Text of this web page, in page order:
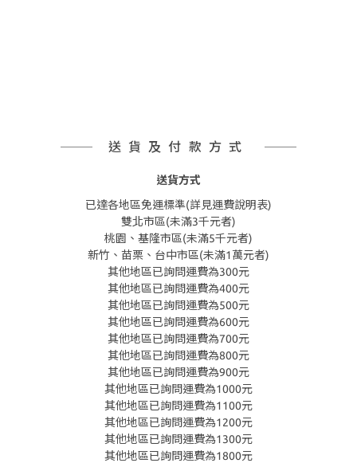
送貨及付款方式
送貨方式
已達各地區免運標準(詳見運費說明表)
雙北市區(未滿3千元者)
桃園、基隆市區(未滿5千元者)
新竹、苗栗、台中市區(未滿1萬元者)
其他地區已詢問運費為300元
其他地區已詢問運費為400元
其他地區已詢問運費為500元
其他地區已詢問運費為600元
其他地區已詢問運費為700元
其他地區已詢問運費為800元
其他地區已詢問運費為900元
其他地區已詢問運費為1000元
其他地區已詢問運費為1100元
其他地區已詢問運費為1200元
其他地區已詢問運費為1300元
其他地區已詢問運費為1800元